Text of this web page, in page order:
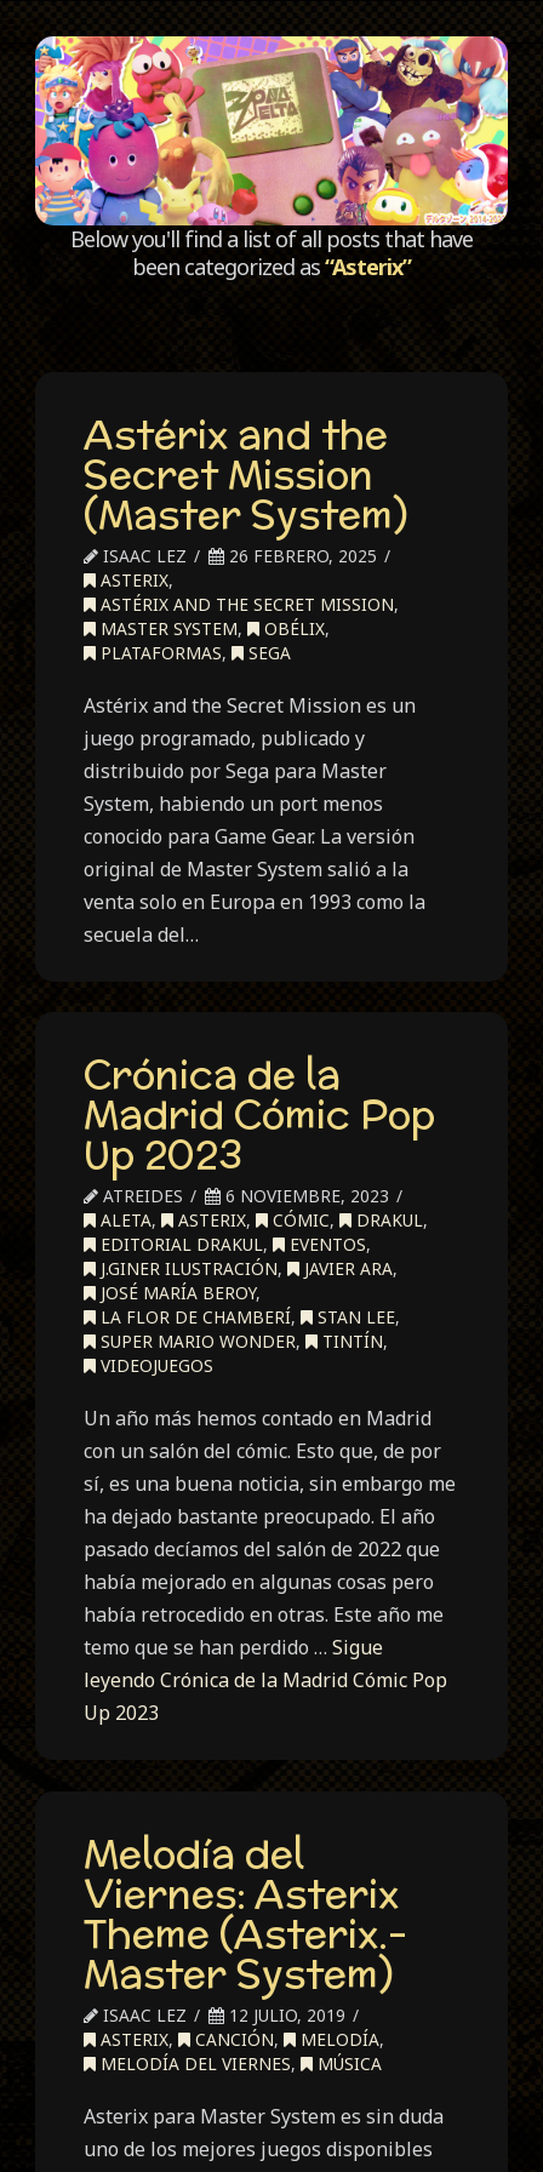
Below you'll find a list of all posts that have
been categorized as“Asterix”
Astérix and the
Secret Mission
(Master System)
ISAAC LEZ
26 FEBRERO, 2025
ASTERIX,
ASTÉRIX AND THE SECRET MISSION,
MASTER SYSTEM, OBÉLIX,
PLATAFORMAS, SEGA
Astérix and the Secret Mission es un
juego programado, publicado y
distribuido por Sega para Master
System, habiendo un port menos
conocido para Game Gear. La versión
original de Master System salió a la
venta solo en Europa en 1993 como la
secuela del…
Crónica de la
Madrid Cómic Pop
Up 2023
ATREIDES
6 NOVIEMBRE, 2023
ALETA, ASTERIX, CÓMIC, DRAKUL,
EDITORIAL DRAKUL, EVENTOS,
J.GINER ILUSTRACIÓN, JAVIER ARA,
JOSÉ MARÍA BEROY,
LA FLOR DE CHAMBERÍ, STAN LEE,
SUPER MARIO WONDER, TINTÍN,
VIDEOJUEGOS
Un año más hemos contado en Madrid
con un salón del cómic. Esto que, de por
sí, es una buena noticia, sin embargo me
ha dejado bastante preocupado. El año
pasado decíamos del salón de 2022 que
había mejorado en algunas cosas pero
había retrocedido en otras. Este año me
temo que se han perdido …Sigue
leyendoCrónica de la Madrid Cómic Pop
Up 2023
Melodía del
Viernes: Asterix
Theme (Asterix.-
Master System)
ISAAC LEZ
12 JULIO, 2019
ASTERIX, CANCIÓN, MELODÍA,
MELODÍA DEL VIERNES, MÚSICA
Asterix para Master System es sin duda
uno de los mejores juegos disponibles